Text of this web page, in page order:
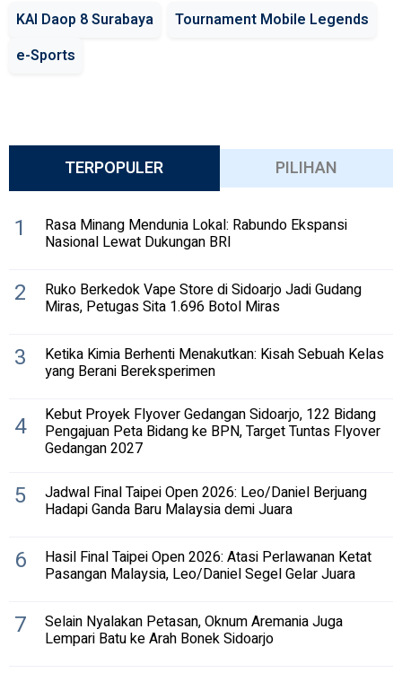
KAI Daop 8 Surabaya
Tournament Mobile Legends
e-Sports
TERPOPULER PILIHAN
1 Rasa Minang Mendunia Lokal: Rabundo Ekspansi
Nasional Lewat Dukungan BRI
2 Ruko Berkedok Vape Store di Sidoarjo Jadi Gudang
Miras, Petugas Sita 1.696 Botol Miras
3 Ketika Kimia Berhenti Menakutkan: Kisah Sebuah Kelas
yang Berani Bereksperimen
4 Kebut Proyek Flyover Gedangan Sidoarjo, 122 Bidang
Pengajuan Peta Bidang ke BPN, Target Tuntas Flyover
Gedangan 2027
5 Jadwal Final Taipei Open 2026: Leo/Daniel Berjuang
Hadapi Ganda Baru Malaysia demi Juara
6 Hasil Final Taipei Open 2026: Atasi Perlawanan Ketat
Pasangan Malaysia, Leo/Daniel Segel Gelar Juara
7 Selain Nyalakan Petasan, Oknum Aremania Juga
Lempari Batu ke Arah Bonek Sidoarjo